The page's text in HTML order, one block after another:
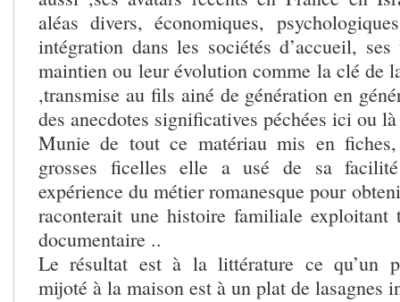
aléas divers, économiques,
intégration dans les sociétés d’accueil,
maintien ou leur évolution comme la clé de
,transmise au fils ainé de génération en
des anecdotes significatives péchées ici ou là
Munie de tout ce matériau mis en
grosses ficelles elle a usé de sa
expérience du métier romanesque pour
raconterait une histoire familiale exploitant
documentaire ..
Le résultat est à la littérature ce qu’un
mijoté à la maison est à un plat de lasagnes